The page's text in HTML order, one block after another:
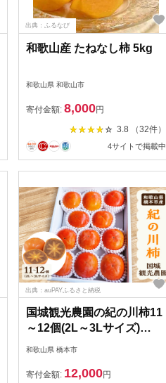
出典：ふるなび
和歌山産 たねなし柿 5kg
和歌山県 和歌山市
寄付金額: 8,000円
3.8 （32件）
4サイトで掲載中
出典：auPAYふるさと納税
国城観光農園の紀の川柿11
～12個(2L～3Lサイズ)
【1077105】
和歌山県 橋本市
寄付金額: 12,000円